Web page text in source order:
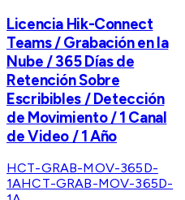
Licencia Hik-Connect
Teams / Grabación en la
Nube / 365 Días de
Retención Sobre
Escribibles / Detección
de Movimiento / 1 Canal
de Video / 1 Año
HCT-GRAB-MOV-365D-
1AHCT-GRAB-MOV-365D-